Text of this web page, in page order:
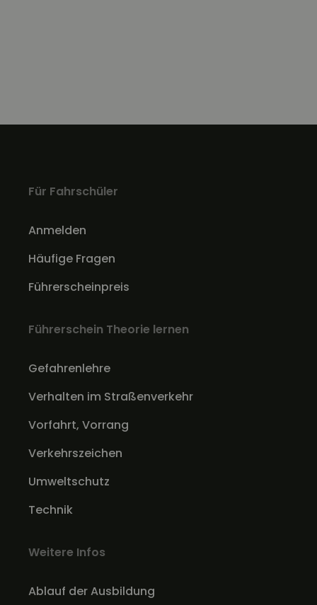
Für Fahrschüler
Anmelden
Häufige Fragen
Führerscheinpreis
Führerschein Theorie lernen
Gefahrenlehre
Verhalten im Straßenverkehr
Vorfahrt, Vorrang
Verkehrszeichen
Umweltschutz
Technik
Weitere Infos
Ablauf der Ausbildung